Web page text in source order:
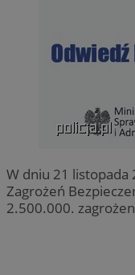
W dniu 21 listopada
Zagrożeń
2.500.000.